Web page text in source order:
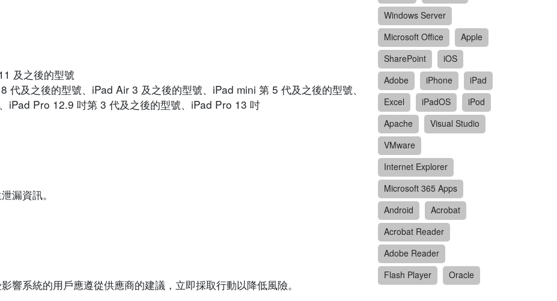
及之後的型號
代及之後的型號、iPad Air 3 及之後的型號、iPad mini 第 5 代及之後的型號、
iPad Pro 12.9 吋第 3 代及之後的型號、iPad Pro 13 吋
漏資訊。
響系統的用戶應遵從供應商的建議，立即採取行動以降低風險。
Windows Server
Microsoft Office
Apple
SharePoint
iOS
Adobe
iPhone
iPad
Excel
iPadOS
iPod
Apache
Visual Studio
VMware
Internet Explorer
Microsoft 365 Apps
Android
Acrobat
Acrobat Reader
Adobe Reader
Flash Player
Oracle